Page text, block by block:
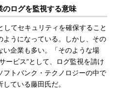
ログを監視する意味
てセキュリティを確保すること
ようになっている。しかし、その
い企業も多い。「そのような場
ービス”として、ログ監視を請け
フトバンク・テクノロジーの中で
ている藤田氏だ。